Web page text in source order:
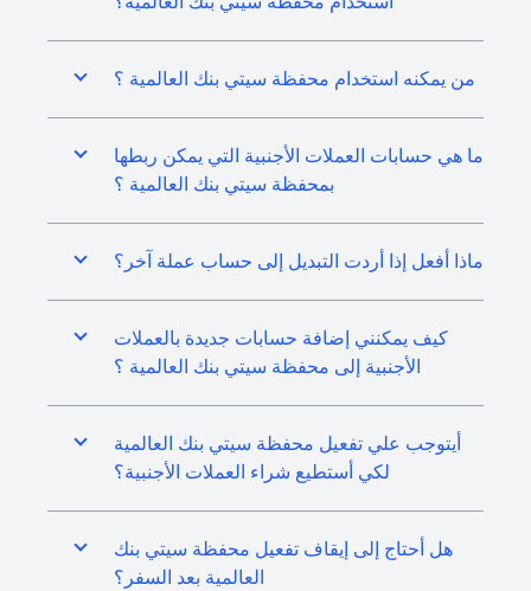
من يمكنه استخدام محفظة سيتي بنك العالمية ؟
ما هي حسابات العملات الأجنبية التي يمكن ربطها
بمحفظة سيتي بنك العالمية ؟
ماذا أفعل إذا أردت التبديل إلى حساب عملة آخر؟
كيف يمكنني إضافة حسابات جديدة بالعملات
الأجنبية إلى محفظة سيتي بنك العالمية ؟
أيتوجب علي تفعيل محفظة سيتي بنك العالمية
لكي أستطيع شراء العملات الأجنبية؟
هل أحتاج إلى إيقاف تفعيل محفظة سيتي بنك
العالمية بعد السفر؟